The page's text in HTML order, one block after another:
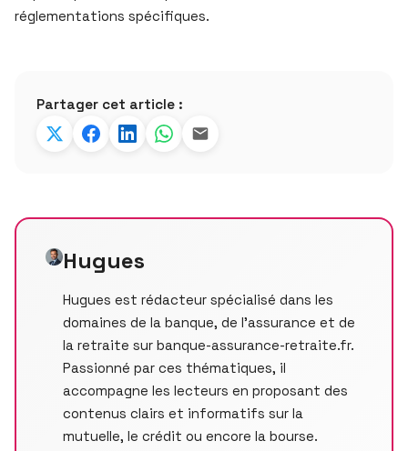
réglementations spécifiques.
Partager cet article :
Hugues
Hugues est rédacteur spécialisé dans les
domaines de la banque, de l’assurance et de
la retraite sur banque-assurance-retraite.fr.
Passionné par ces thématiques, il
accompagne les lecteurs en proposant des
contenus clairs et informatifs sur la
mutuelle, le crédit ou encore la bourse.